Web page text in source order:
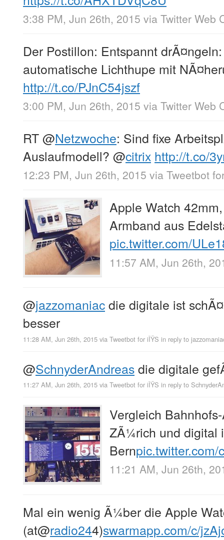
3:38 PM, Jun 26th, 2015 via Twitter Web
Der Postillon: Entspannt
automatische Lichthupe mit
http://t.co/PJnC54jszf
3:00 PM, Jun 26th, 2015 via Twitter Web
RT@Netzwoche: Sind fixe
Auslaufmodell? @citrix http://t.co/
12:23 PM, Jun 26th, 2015 via Tweetbot
Apple Watch
Armband aus
pic.twitter.com/
11:57 AM, Jun 26th,
@jazzomaniacdie digitale ist
besser
11:28 AM, Jun 26th, 2015 via Tweetbot for iÎŸS in reply to
@SchnyderAndreasdie digitale
11:27 AM, Jun 26th, 2015 via Tweetbot for iÎŸS in reply to
Vergleich
ZÃ¼rich und digital
Bernpic.twitter.com/
11:21 AM, Jun 26th,
Mal ein wenig Ã¼ber die Apple
(at@radio244)swarmapp.com/c/